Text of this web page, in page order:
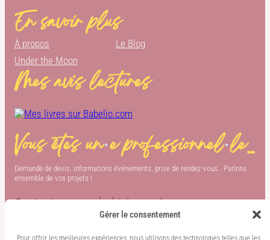
Gérer le consentement
Pour offrir les meilleures expériences, nous utilisons des technologies telles que les
En savoir plus
À propos
Le Blog
Under the Moon
Mes avis lectures
Vous êtes un·e professionnel·le…
Demande de devis, informations événements, prise de rendez-vous… Parlons
ensemble de vos projets !
Contact :carnets[at]delarose.fr